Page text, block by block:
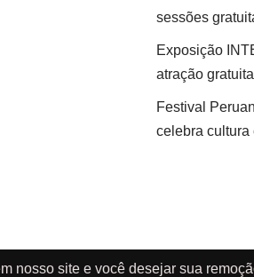
sessões
Exposição
atração
Festival
celebra cultura
nosso site e você desejar sua